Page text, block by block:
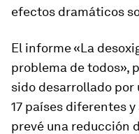
efectos dramáticos
El informe «La
problema de todos»,
sido desarrollado
17 países diferentes
prevé una reducción